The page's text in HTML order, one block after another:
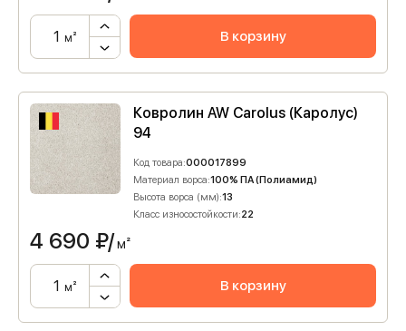
м² В корзину
Ковролин AW Carolus (Каролус)
94
Код товара:000017899
Материал ворса:100% ПА (Полиамид)
Высота ворса (мм):13
Класс износостойкости:22
4 690 ₽/м²
м² В корзину